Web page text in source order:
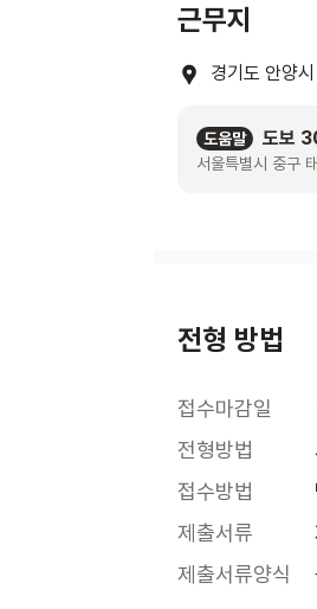
근무지
경기도 안양
도움말 도보
서울특별시 중구
전형 방법
접수마감일
전형방법
접수방법
제출서류
제출서류양식